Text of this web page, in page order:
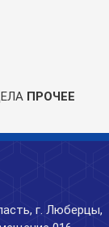
ПРОЧЕЕ
г. Люберцы,